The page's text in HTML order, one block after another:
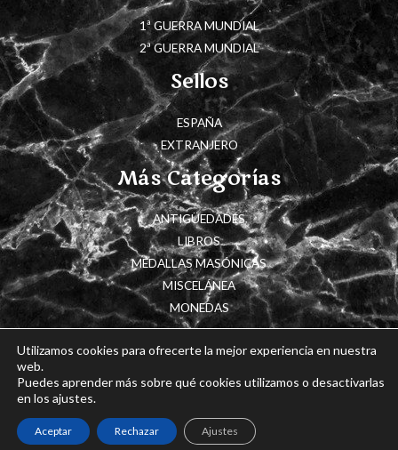
1ª GUERRA MUNDIAL
2ª GUERRA MUNDIAL
Sellos
ESPAÑA
EXTRANJERO
Más Categorías
ANTIGÜEDADES
LIBROS
MEDALLAS MASÓNICAS
MISCELÁNEA
MONEDAS
Powered by Cajón de Historia
Utilizamos cookies para ofrecerte la mejor experiencia en nuestra
web.
Puedes aprender más sobre qué cookies utilizamos o desactivarlas
en los ajustes.
Aceptar Rechazar Ajustes